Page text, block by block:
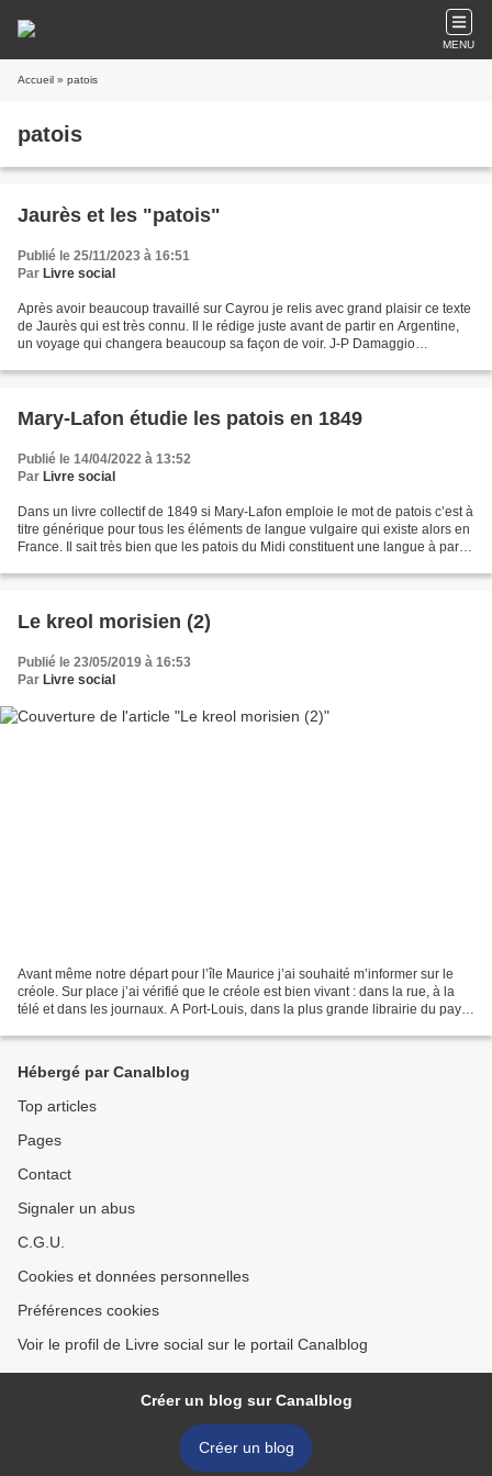
MENU
Accueil » patois
patois
Jaurès et les "patois"
Publié le 25/11/2023 à 16:51
Par Livre social
Après avoir beaucoup travaillé sur Cayrou je relis avec grand plaisir ce texte
de Jaurès qui est très connu. Il le rédige juste avant de partir en Argentine,
un voyage qui changera beaucoup sa façon de voir. J-P Damaggio
Mary-Lafon étudie les patois en 1849
Publié le 14/04/2022 à 13:52
Par Livre social
Dans un livre collectif de 1849 si Mary-Lafon emploie le mot de patois c’est à
titre générique pour tous les éléments de langue vulgaire qui existe alors en
France. Il sait très bien que les patois du Midi constituent une langue à part
Le kreol morisien (2)
Publié le 23/05/2019 à 16:53
Par Livre social
Avant même notre départ pour l’île Maurice j’ai souhaité m’informer sur le
créole. Sur place j’ai vérifié que le créole est bien vivant : dans la rue, à la
télé et dans les journaux. A Port-Louis, dans la plus grande librairie du pays,
Hébergé par Canalblog
Top articles
Pages
Contact
Signaler un abus
C.G.U.
Cookies et données personnelles
Préférences cookies
Voir le profil de Livre social sur le portail Canalblog
Créer un blog sur Canalblog
Créer un blog